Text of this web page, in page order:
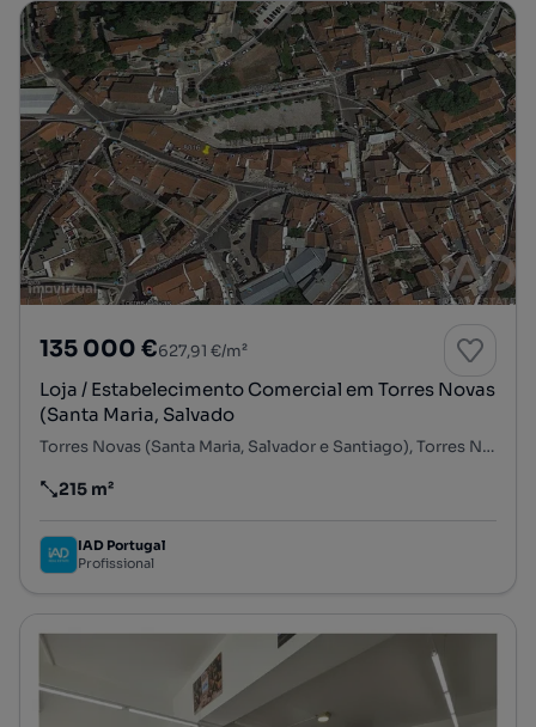
135 000 €627,91 €/m²
Loja / Estabelecimento Comercial em Torres Novas
(Santa Maria, Salvado
Torres Novas (Santa Maria, Salvador e Santiago), Torres Novas, Santarém
Preço por metro quadrado
215 m²
IAD Portugal
Profissional